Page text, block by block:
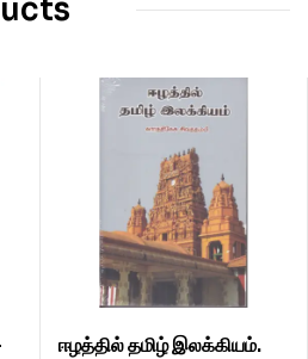
ஈழத்தில் தமிழ் இலக்கியம்.